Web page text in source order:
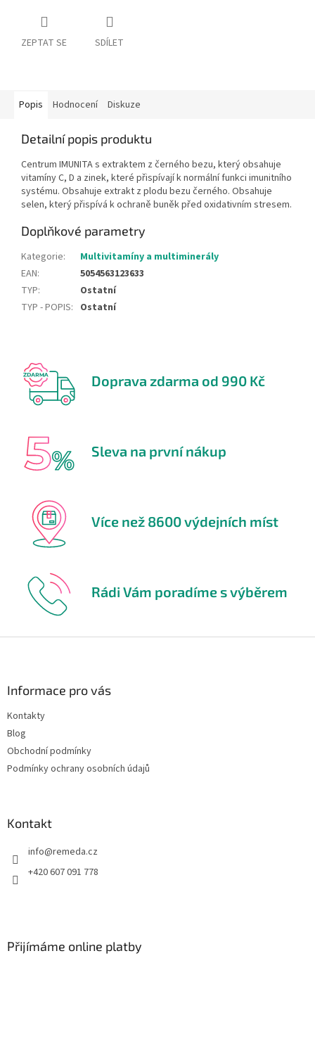
ZEPTAT SE SDÍLET
Popis Hodnocení Diskuze
Detailní popis produktu
Centrum IMUNITA s extraktem z černého bezu, který obsahuje
vitamíny C, D a zinek, které přispívají k normální funkci imunitního
systému. Obsahuje extrakt z plodu bezu černého. Obsahuje
selen, který přispívá k ochraně buněk před oxidativním stresem.
Doplňkové parametry
Kategorie:
Multivitamíny a multiminerály
EAN:
5054563123633
TYP:
Ostatní
TYP - POPIS: Ostatní
Doprava zdarma od 990 Kč
Sleva na první nákup
Více než 8600 výdejních míst
Rádi Vám poradíme s výběrem
Informace pro vás
Kontakty
Blog
Obchodní podmínky
Podmínky ochrany osobních údajů
Kontakt
info@remeda.cz
+420 607 091 778
Přijímáme online platby